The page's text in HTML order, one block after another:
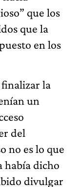
que los
que la
en los
la
un
del
no es lo que
había dicho
divulgar